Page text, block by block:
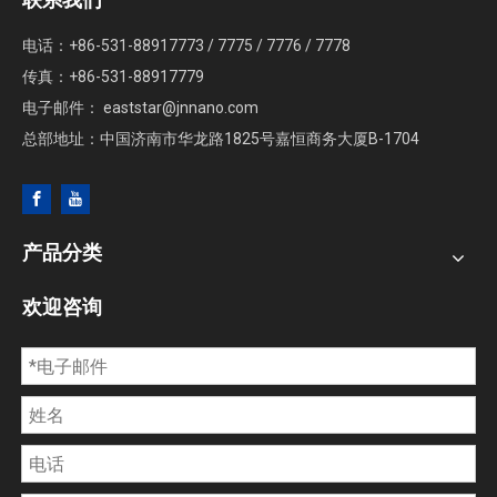
电话：+86-531-88917773 / 7775 / 7776 / 7778
传真：+86-531-88917779
电子邮件： eaststar@jnnano.com
总部地址：中国济南市华龙路1825号嘉恒商务大厦B-1704
产品分类
欢迎咨询